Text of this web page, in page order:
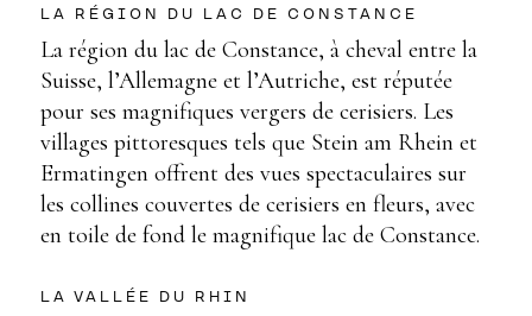
LA RÉGION DU LAC DE CONSTANCE
La région du lac de Constance, à cheval entre la
Suisse, l’Allemagne et l’Autriche, est réputée
pour ses magnifiques vergers de cerisiers. Les
villages pittoresques tels que Stein am Rhein et
Ermatingen offrent des vues spectaculaires sur
les collines couvertes de cerisiers en fleurs, avec
en toile de fond le magnifique lac de Constance.
LA VALLÉE DU RHIN